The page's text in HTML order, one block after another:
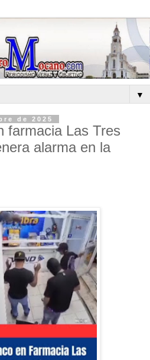
▼
de 2025
farmacia Las Tres
alarma en la